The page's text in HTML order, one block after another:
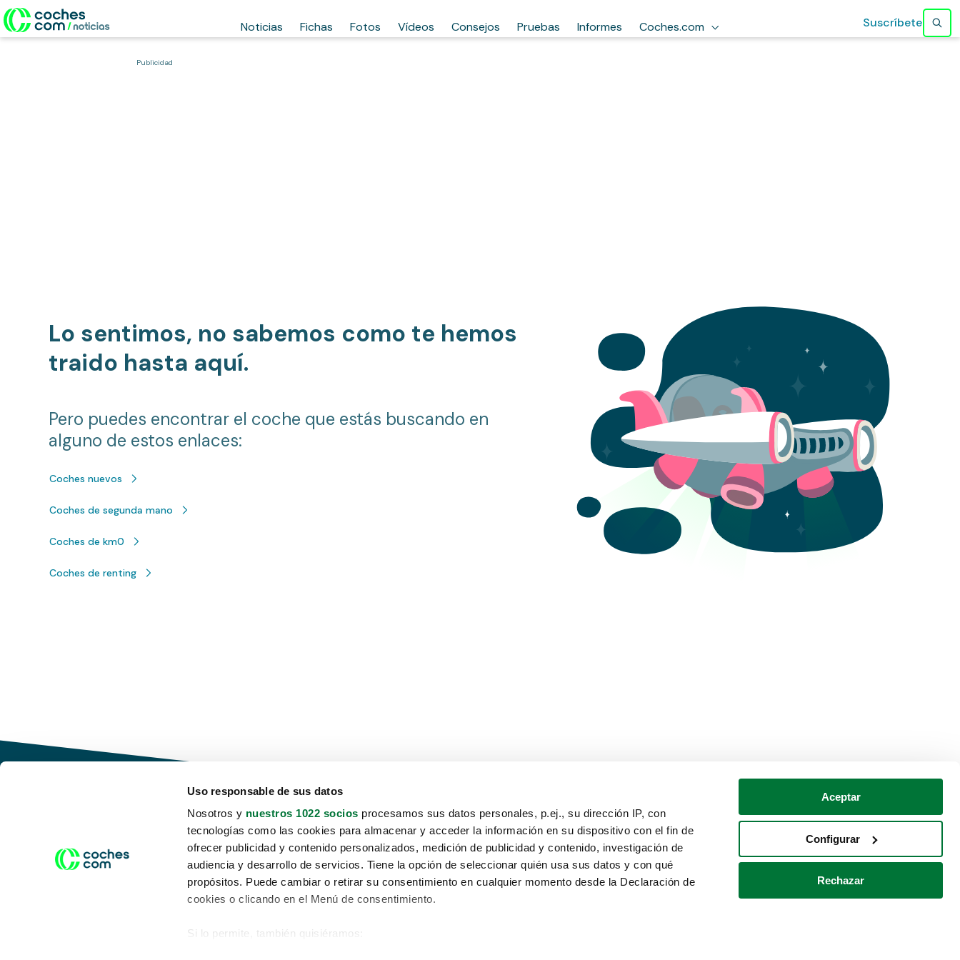
Uso responsable de sus datos
Nosotros y nuestros 1022 socios procesamos sus datos personales, p.ej., su dirección IP, con
tecnologías como las cookies para almacenar y acceder la información en su dispositivo con el fin de
ofrecer publicidad y contenido personalizados, medición de publicidad y contenido, investigación de
audiencia y desarrollo de servicios. Tiene la opción de seleccionar quién usa sus datos y con qué
propósitos. Puede cambiar o retirar su consentimiento en cualquier momento desde la Declaración de
cookies o clicando en el Menú de consentimiento.
Si lo permite, también quisiéramos:
Aceptar
Configurar
Rechazar
Noticias Fichas Fotos Vídeos Consejos Pruebas Informes Coches.com Suscríbete
Publicidad
Lo sentimos, no sabemos como te hemos
traido hasta aquí.
Pero puedes encontrar el coche que estás buscando en
alguno de estos enlaces:
Coches nuevos
Coches de segunda mano
Coches de km0
Coches de renting
Conduce tu futuro,
desata tu movilidad